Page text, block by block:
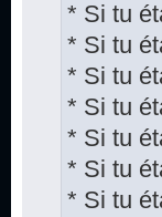
* Si tu
* Si tu
* Si tu
* Si tu
* Si tu
* Si tu
* Si tu